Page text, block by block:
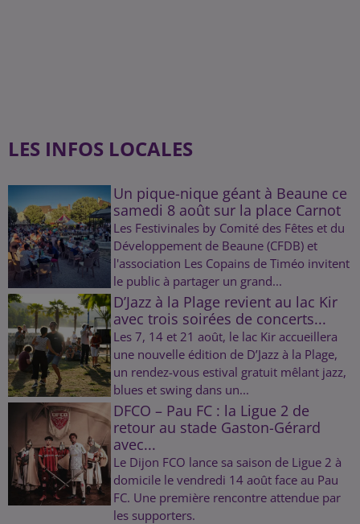
LES INFOS LOCALES
Un pique-nique géant à Beaune ce
samedi 8 août sur la place Carnot
Les Festivinales by Comité des Fêtes et du
Développement de Beaune (CFDB) et
l'association Les Copains de Timéo invitent
le public à partager un grand...
D’Jazz à la Plage revient au lac Kir
avec trois soirées de concerts...
Les 7, 14 et 21 août, le lac Kir accueillera
une nouvelle édition de D’Jazz à la Plage,
un rendez-vous estival gratuit mêlant jazz,
blues et swing dans un...
DFCO – Pau FC : la Ligue 2 de
retour au stade Gaston-Gérard
avec...
Le Dijon FCO lance sa saison de Ligue 2 à
domicile le vendredi 14 août face au Pau
FC. Une première rencontre attendue par
les supporters.